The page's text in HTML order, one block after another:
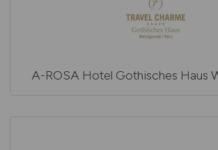
A-ROSA Hotel Gothisches Haus